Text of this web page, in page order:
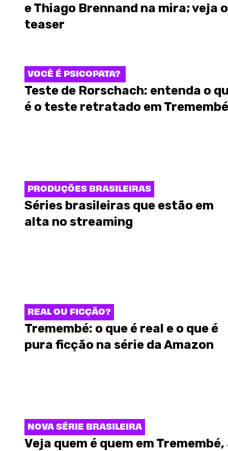
e Thiago Brennand na mira; veja o
teaser
VOCÊ É PSICOPATA?
Teste de Rorschach: entenda o
é o teste retratado em Tremembé
PRODUÇÕES BRASILEIRAS
Séries brasileiras que estão em
alta no streaming
REAL OU FICÇÃO?
Tremembé: o que é real e o que é
pura ficção na série da Amazon
NOVA SÉRIE BRASILEIRA
Veja quem é quem em Tremembé,